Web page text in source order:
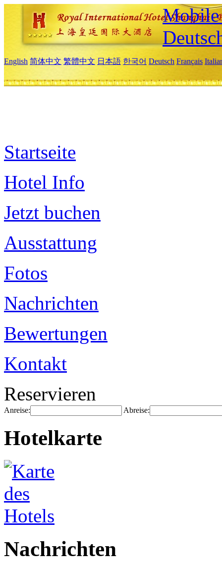
Mobile
English 简体中文 繁體中文 日本語 한국어 Deutsch Français
Startseite
Hotel Info
Jetzt buchen
Ausstattung
Fotos
Nachrichten
Bewertungen
Kontakt
Reservieren
Anreise: Abreise:
Hotelkarte
Nachrichten